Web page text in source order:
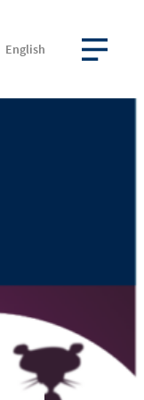
English
ÖPPNA MENYN